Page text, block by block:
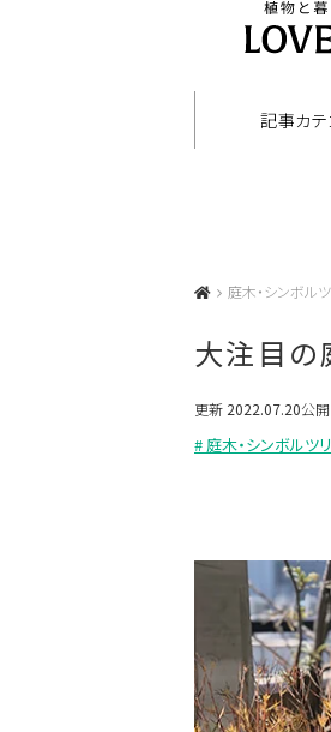
記事カテ
庭木・シンボル
大注目の
更新 2022.07.20公開
# 庭木・シンボルツ